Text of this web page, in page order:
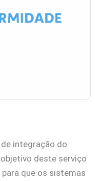
de integração do
deste serviço
para que os sistemas